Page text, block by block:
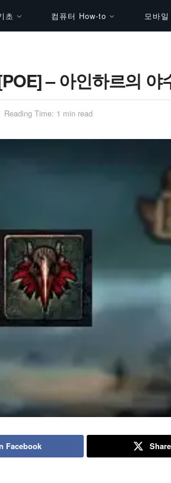
초 컴퓨터 How-to 모바
– 아인하르의 야
Reading Time: 1 min read
Facebook